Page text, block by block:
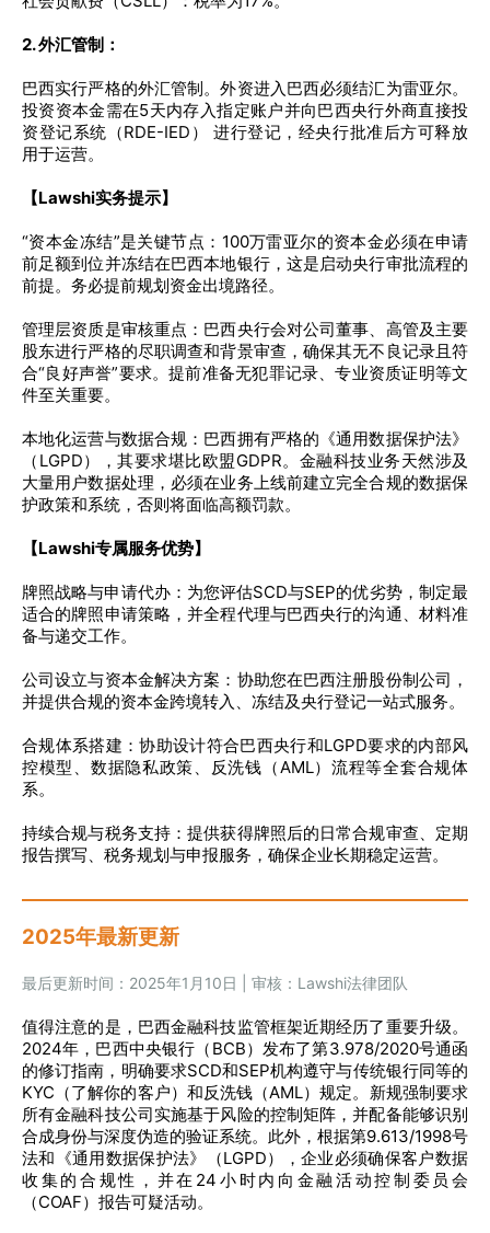
2. 外汇管制：
巴西实行严格的外汇管制。外资进入巴西必须结汇为雷亚尔。
投资资本金需在5天内存入指定账户并向巴西央行外商直接投
资登记系统（RDE-IED） 进行登记，经央行批准后方可释放
用于运营。
【Lawshi实务提示】
“资本金冻结”是关键节点：100万雷亚尔的资本金必须在申请
前足额到位并冻结在巴西本地银行，这是启动央行审批流程的
前提。务必提前规划资金出境路径。
管理层资质是审核重点：巴西央行会对公司董事、高管及主要
股东进行严格的尽职调查和背景审查，确保其无不良记录且符
合“良好声誉”要求。提前准备无犯罪记录、专业资质证明等文
件至关重要。
本地化运营与数据合规：巴西拥有严格的《通用数据保护法》
（LGPD），其要求堪比欧盟GDPR。金融科技业务天然涉及
大量用户数据处理，必须在业务上线前建立完全合规的数据保
护政策和系统，否则将面临高额罚款。
【Lawshi专属服务优势】
牌照战略与申请代办：为您评估SCD与SEP的优劣势，制定最
适合的牌照申请策略，并全程代理与巴西央行的沟通、材料准
备与递交工作。
公司设立与资本金解决方案：协助您在巴西注册股份制公司，
并提供合规的资本金跨境转入、冻结及央行登记一站式服务。
合规体系搭建：协助设计符合巴西央行和LGPD要求的内部风
控模型、数据隐私政策、反洗钱（AML）流程等全套合规体
系。
持续合规与税务支持：提供获得牌照后的日常合规审查、定期
报告撰写、税务规划与申报服务，确保企业长期稳定运营。
2025年最新更新
最后更新时间：2025年1月10日 | 审核：Lawshi法律团队
值得注意的是，巴西金融科技监管框架近期经历了重要升级。
2024年，巴西中央银行（BCB）发布了第3.978/2020号通函
的修订指南，明确要求SCD和SEP机构遵守与传统银行同等的
KYC（了解你的客户）和反洗钱（AML）规定。新规强制要求
所有金融科技公司实施基于风险的控制矩阵，并配备能够识别
合成身份与深度伪造的验证系统。此外，根据第9.613/1998号
法和《通用数据保护法》（LGPD），企业必须确保客户数据
收集的合规性，并在24小时内向金融活动控制委员会
（COAF）报告可疑活动。